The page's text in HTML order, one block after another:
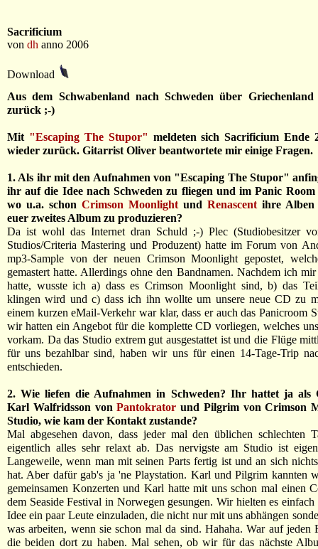
Sacrificium
von dh anno 2006
Download
Aus dem Schwabenland nach Schweden über
zurück ;-)
Mit "Escaping The Stupor" meldeten sich Sacrificium Ende
wieder zurück. Gitarrist Oliver beantwortete mir einige Fragen.
1. Als ihr mit den Aufnahmen von "Escaping The Stupor"
ihr auf die Idee nach Schweden zu fliegen und im Panic
wo u.a. schon Crimson Moonlight und Renascent ihre Alben
euer zweites Album zu produzieren?
Da ist wohl das Internet dran Schuld ;-) Plec (Studiobesitzer
Studios/Criteria Mastering und Produzent) hatte im Forum von
mp3-Sample von der neuen Crimson Moonlight gepostet,
gemastert hatte. Allerdings ohne den Bandnamen. Nachdem ich mir
hatte, wusste ich a) dass es Crimson Moonlight sind, b) das
klingen wird und c) dass ich ihn wollte um unsere neue CD zu
einem kurzen eMail-Verkehr war klar, dass er auch das Panicroom
wir hatten ein Angebot für die komplette CD vorliegen, welches
vorkam. Da das Studio extrem gut ausgestattet ist und die Flüge
für uns bezahlbar sind, haben wir uns für einen 14-Tage-Trip
entschieden.
2. Wie liefen die Aufnahmen in Schweden? Ihr hattet ja als
Karl Walfridsson vonPantokrator und Pilgrim von Crimson
Studio, wie kam der Kontakt zustande?
Mal abgesehen davon, dass jeder mal den üblichen schlechten
eigentlich alles sehr relaxt ab. Das nervigste am Studio ist
Langeweile, wenn man mit seinen Parts fertig ist und an sich
hat. Aber dafür gab's ja 'ne Playstation. Karl und Pilgrim kannten
gemeinsamen Konzerten und Karl hatte mit uns schon mal einen
dem Seaside Festival in Norwegen gesungen. Wir hielten es einfach
Idee ein paar Leute einzuladen, die nicht nur mit uns abhängen
was arbeiten, wenn sie schon mal da sind. Hahaha. War auf jeden
die beiden dort zu haben. Mal sehen, ob wir für das nächste